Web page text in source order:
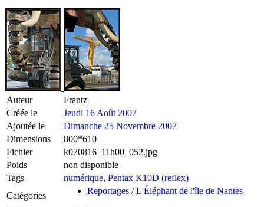
Auteur
Frantz
Créée le
Jeudi 16 Août 2007
Ajoutée le
Dimanche 25 Novembre 2007
Dimensions
800*610
Fichier
k070816_11h00_052.jpg
Poids
non disponible
Tags
numérique, Pentax K10D (reflex)
Catégories
Reportages /L'Éléphant de l'île de Nantes